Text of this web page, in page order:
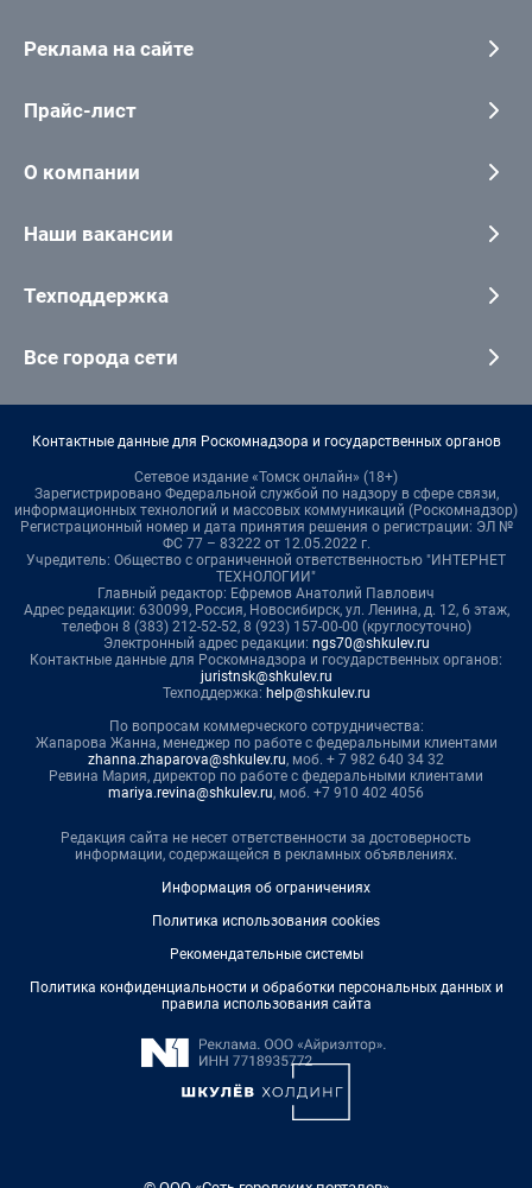
Реклама на сайте
Прайс-лист
О компании
Наши вакансии
Техподдержка
Все города сети
Контактные данные для Роскомнадзора и государственных органов
Сетевое издание «Томск онлайн» (18+)
Зарегистрировано Федеральной службой по надзору в сфере связи,
информационных технологий и массовых коммуникаций (Роскомнадзор)
Регистрационный номер и дата принятия решения о регистрации: ЭЛ №
ФС 77 – 83222 от 12.05.2022 г.
Учредитель: Общество с ограниченной ответственностью "ИНТЕРНЕТ
ТЕХНОЛОГИИ"
Главный редактор: Ефремов Анатолий Павлович
Адрес редакции: 630099, Россия, Новосибирск, ул. Ленина, д. 12, 6 этаж,
телефон 8 (383) 212-52-52, 8 (923) 157-00-00 (круглосуточно)
Электронный адрес редакции: ngs70@shkulev.ru
Контактные данные для Роскомнадзора и государственных органов:
juristnsk@shkulev.ru
Техподдержка: help@shkulev.ru
По вопросам коммерческого сотрудничества:
Жапарова Жанна, менеджер по работе с федеральными клиентами
zhanna.zhaparova@shkulev.ru, моб. + 7 982 640 34 32
Ревина Мария, директор по работе с федеральными клиентами
mariya.revina@shkulev.ru, моб. +7 910 402 4056
Редакция сайта не несет ответственности за достоверность
информации, содержащейся в рекламных объявлениях.
Информация об ограничениях
Политика использования cookies
Рекомендательные системы
Политика конфиденциальности и обработки персональных данных и
правила использования сайта